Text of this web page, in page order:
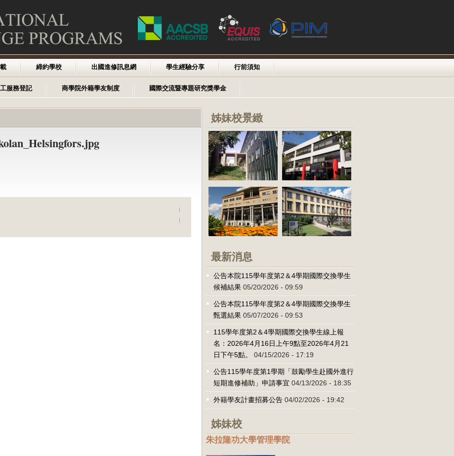
締約學校 出國進修訊息網 學生經驗分享 行前須知
服務登記 商學院外籍學友制度 國際交流暨專題研究獎學金
姊妹校景緻
最新消息
公告本院115學年度第2＆4學期國際交換學生
候補結果 05/20/2026 - 09:59
公告本院115學年度第2＆4學期國際交換學生
甄選結果 05/07/2026 - 09:53
115學年度第2＆4學期國際交換學生線上報
名：2026年4月16日上午9點至2026年4月21
日下午5點。
04/15/2026 - 17:19
公告115學年度第1學期「鼓勵學生赴國外進行
短期進修補助」申請事宜 04/13/2026 - 18:35
外籍學友計畫招募公告 04/02/2026 - 19:42
姊妹校
朱拉隆功大學管理學院